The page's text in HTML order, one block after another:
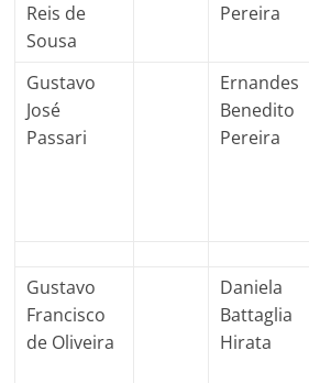
Reis de
Sousa
Pereira
Gustavo
José
Passari
Ernandes
Benedito
Pereira
Gustavo
Francisco
de Oliveira
Daniela
Battaglia
Hirata